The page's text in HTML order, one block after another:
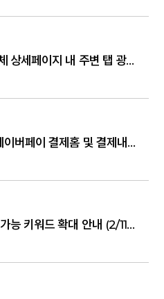
[네이버] 플레이스광고 업체 상세페이지 내 주변 탭 광고 노출 확대
[네이버] 쇼핑검색광고 - 네이버페이 결제홈 및 결제내역 페이지 광고 노출 확대 안내
[네이버] 파워컨텐츠 구매 가능 키워드 확대 안내 (2/11)